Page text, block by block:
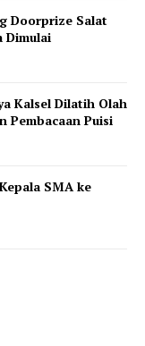
Doorprize Salat
Dimulai
Kalsel Dilatih Olah
Pembacaan Puisi
SMA ke